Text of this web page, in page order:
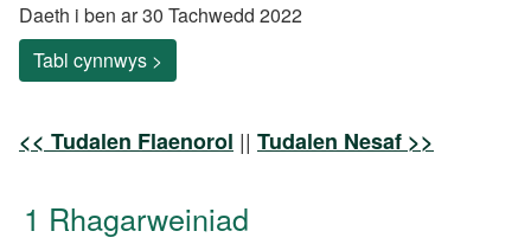
Daeth i ben ar 30 Tachwedd 2022
Tabl cynnwys >
<< Tudalen Flaenorol || Tudalen Nesaf >>
1 Rhagarweiniad